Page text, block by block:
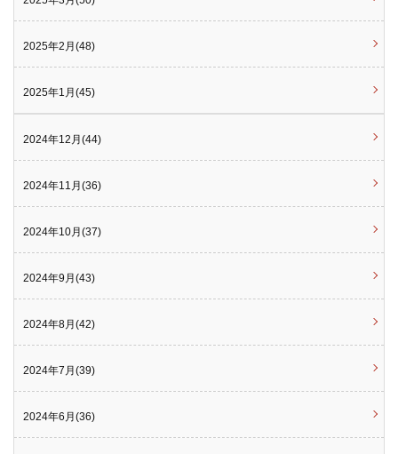
2025年2月(48)
2025年1月(45)
2024年12月(44)
2024年11月(36)
2024年10月(37)
2024年9月(43)
2024年8月(42)
2024年7月(39)
2024年6月(36)